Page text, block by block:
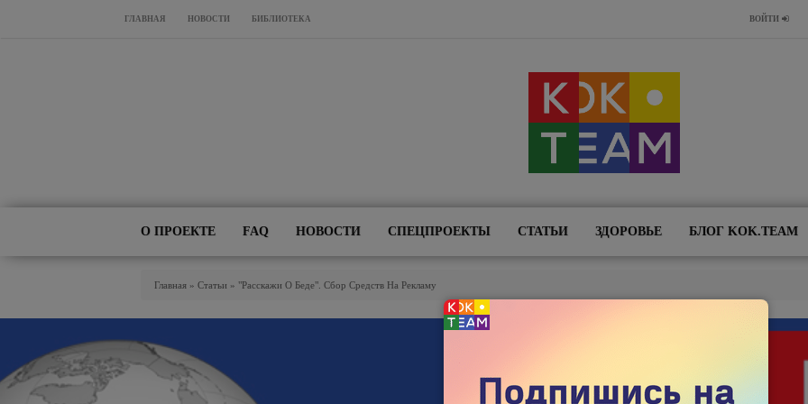
Перейти к основному содержанию
ГЛАВНАЯ НОВОСТИ БИБЛИОТЕКА ВОЙТИ
О ПРОЕКТЕ FAQ НОВОСТИ СПЕЦПРОЕКТЫ СТАТЬИ ЗДОРОВЬЕ БЛОГ KOK.TEAM
Главная » Статьи » "Расскажи О Беде". Сбор Средств На Рекламу